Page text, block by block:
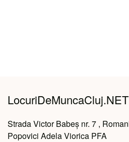
LocuriDeMuncaCluj.NET
Strada Victor Babeș nr. 7 ,
Popovici Adela Viorica PFA